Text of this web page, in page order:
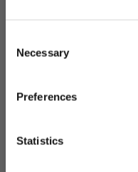
Selection
Necessary
Preferences
Statistics